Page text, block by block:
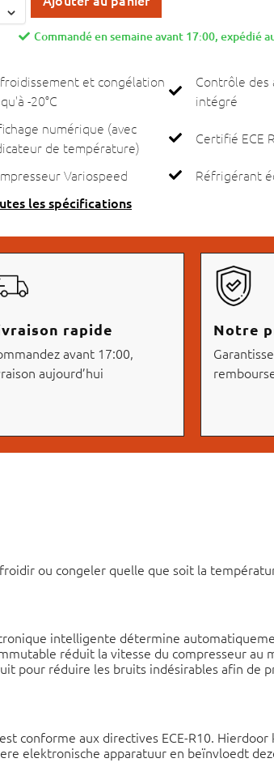
Commandé en semaine avant 17:00, expédié
et congélation
-20°C
Contrôle des
intégré
numérique (avec
de température)
Certifié ECE
Variospeed Réfrigérant
les spécifications
rapide
avant 17:00,
aujourd’hui
Notre
ou congeler quelle que soit la
intelligente détermine
réduit la vitesse du compresseur au
pour réduire les bruits indésirables afin de
conforme aux directives ECE-R10.
elektronische apparatuur en beïnvloedt